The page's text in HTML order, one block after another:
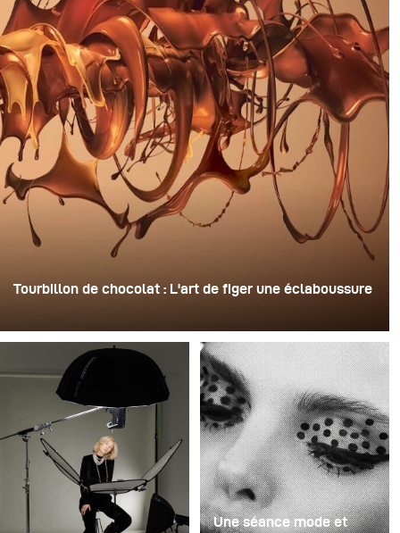
Tourbillon de chocolat : L'art de figer une éclaboussure
à champagne jetables en plastique bon marché. Il en a
retiré les pieds, percé un trou au centre de chacune
d'elles, puis les a empilées sur une perceuse. Cela a
créé une structure rotative à plusieurs niveaux capable
de retenir le liquide avant de le libérer.
Une séance mode et